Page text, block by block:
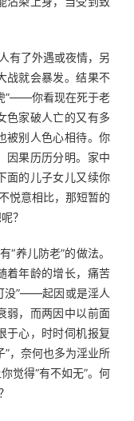
了外遇或夜情，另
战就会暴发。结果不
”——你看现在死于老
色家破人亡的又有多
被别人色心相待。你
因果历历分明。家中
面的儿子女儿又续你
悦意相比，那短暂的
？
养儿防老”的做法。
着年龄的增长，痛苦
没”——起因或是淫人
弱，而两因中以前面
于心，时时伺机报复
”，奈何也多为淫业所
觉得“有不如无”。何